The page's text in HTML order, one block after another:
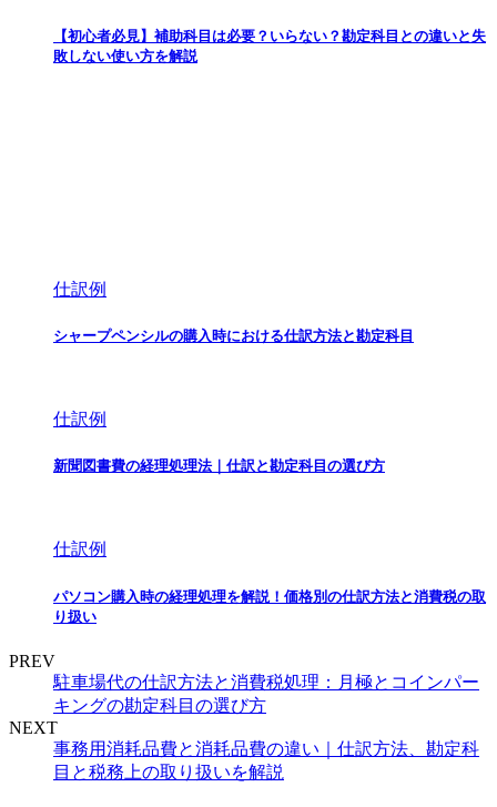
【初心者必見】補助科目は必要？いらない？勘定科目との違いと失
敗しない使い方を解説
仕訳例
シャープペンシルの購入時における仕訳方法と勘定科目
仕訳例
新聞図書費の経理処理法｜仕訳と勘定科目の選び方
仕訳例
パソコン購入時の経理処理を解説！価格別の仕訳方法と消費税の取
り扱い
PREV
駐車場代の仕訳方法と消費税処理：月極とコインパー
キングの勘定科目の選び方
NEXT
事務用消耗品費と消耗品費の違い｜仕訳方法、勘定科
目と税務上の取り扱いを解説